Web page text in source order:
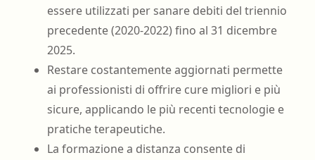
essere utilizzati per sanare debiti del triennio
precedente (2020-2022) fino al 31 dicembre
2025.
Restare costantemente aggiornati permette
ai professionisti di offrire cure migliori e più
sicure, applicando le più recenti tecnologie e
pratiche terapeutiche.
La formazione a distanza consente di